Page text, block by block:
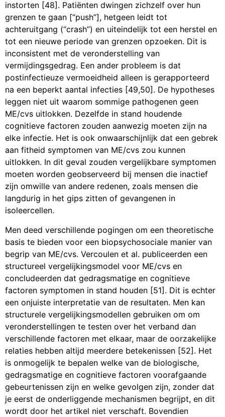
instorten [48]. Patiënten dwingen zichzelf over hun
grenzen te gaan [“push”], hetgeen leidt tot
achteruitgang (“crash”) en uiteindelijk tot een herstel en
tot een nieuwe periode van grenzen opzoeken. Dit is
inconsistent met de veronderstelling van
vermijdingsgedrag. Een ander probleem is dat
postinfectieuze vermoeidheid alleen is gerapporteerd
na een beperkt aantal infecties [49,50]. De hypotheses
leggen niet uit waarom sommige pathogenen geen
ME/cvs uitlokken. Dezelfde in stand houdende
cognitieve factoren zouden aanwezig moeten zijn na
elke infectie. Het is ook onwaarschijnlijk dat een gebrek
aan fitheid symptomen van ME/cvs zou kunnen
uitlokken. In dit geval zouden vergelijkbare symptomen
moeten worden geobserveerd bij mensen die inactief
zijn omwille van andere redenen, zoals mensen die
langdurig in het gips zitten of gevangenen in
isoleercellen.
Men deed verschillende pogingen om een theoretische
basis te bieden voor een biopsychosociale manier van
begrip van ME/cvs. Vercoulen et al. publiceerden een
structureel vergelijkingsmodel voor ME/cvs en
concludeerden dat gedragsmatige en cognitieve
factoren symptomen in stand houden [51]. Dit is echter
een onjuiste interpretatie van de resultaten. Men kan
structurele vergelijkingsmodellen gebruiken om om
veronderstellingen te testen over het verband dan
verschillende factoren met elkaar, maar de oorzakelijke
relaties hebben altijd meerdere betekenissen [52]. Het
is onmogelijk te bepalen welke van de biologische,
gedragsmatige en cognitieve factoren voorafgaande
gebeurtenissen zijn en welke gevolgen zijn, zonder dat
je eerst de onderliggende mechanismen begrijpt, en dit
wordt door het artikel niet verschaft. Bovendien